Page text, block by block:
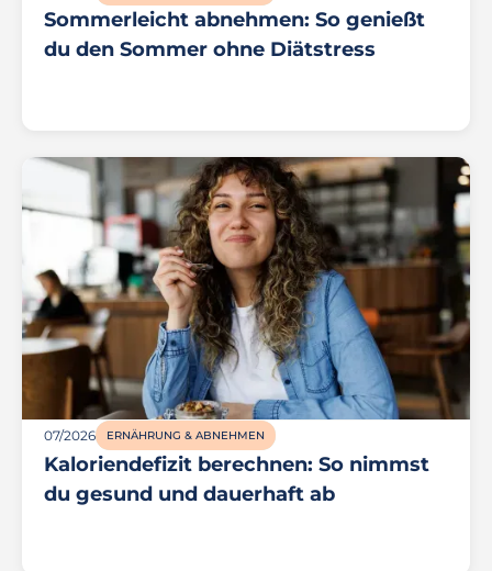
Sommerleicht abnehmen: So genießt
du den Sommer ohne Diätstress
07/2026 ERNÄHRUNG & ABNEHMEN
Kaloriendefizit berechnen: So nimmst
du gesund und dauerhaft ab